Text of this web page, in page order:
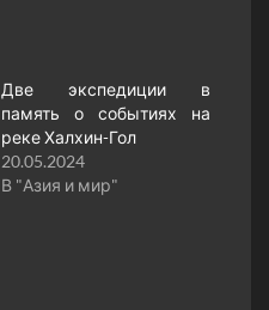
Две экспедиции в
память о событиях на
реке Халхин-Гол
20.05.2024
В "Азия и мир"